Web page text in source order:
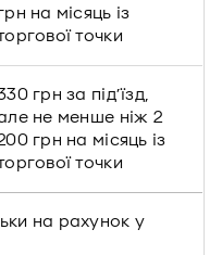
на місяць із
точки
грн за під’їзд,
не менше ніж 2
грн на місяць із
точки
на рахунок у